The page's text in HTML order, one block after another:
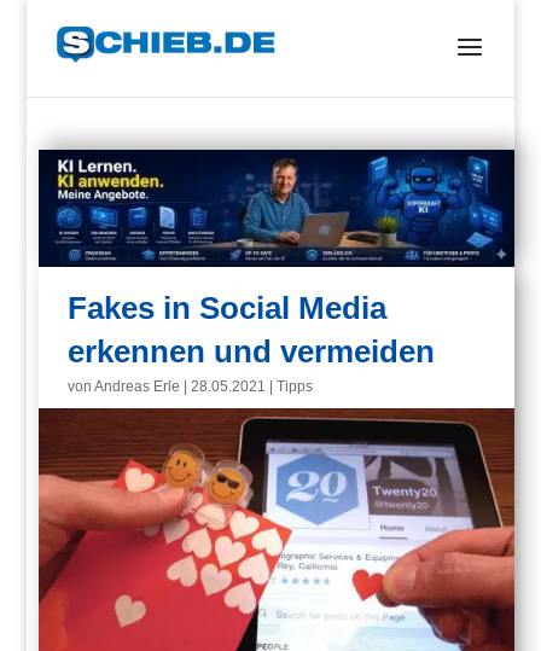
Fakes in Social Media
erkennen und vermeiden
vonAndreas Erle |28.05.2021 |Tipps